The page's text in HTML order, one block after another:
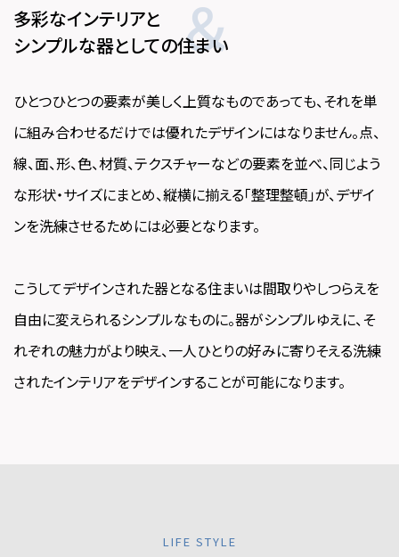
＆
多彩なインテリアと
シンプルな器としての住まい
ひとつひとつの要素が美しく上質なものであっても、それを単
に組み合わせるだけでは優れたデザインにはなりません。点、
線、面、形、色、材質、テクスチャーなどの要素を並べ、同じよう
な形状・サイズにまとめ、縦横に揃える「整理整頓」が、デザイ
ンを洗練させるためには必要となります。
こうしてデザインされた器となる住まいは間取りやしつらえを
自由に変えられるシンプルなものに。器がシンプルゆえに、そ
れぞれの魅力がより映え、一人ひとりの好みに寄りそえる洗練
されたインテリアをデザインすることが可能になります。
LIFE STYLE